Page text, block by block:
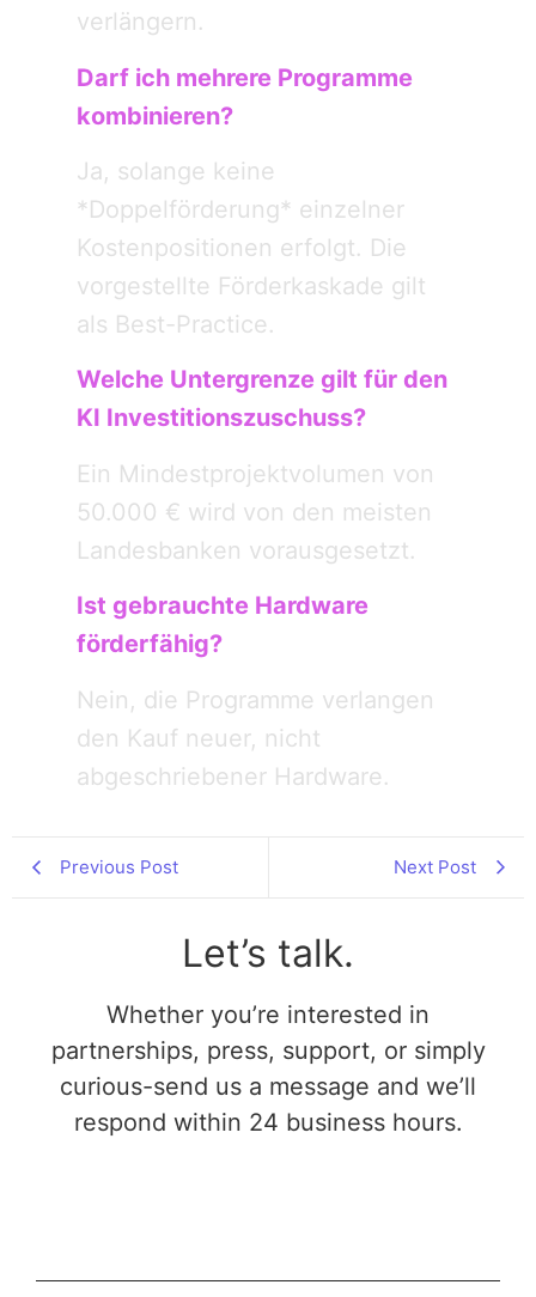
verlängern.
Darf ich mehrere Programme
kombinieren?
Ja, solange keine
*Doppelförderung* einzelner
Kostenpositionen erfolgt. Die
vorgestellte Förderkaskade gilt
als Best-Practice.
Welche Untergrenze gilt für den
KI Investitionszuschuss?
Ein Mindestprojektvolumen von
50.000 € wird von den meisten
Landesbanken vorausgesetzt.
Ist gebrauchte Hardware
förderfähig?
Nein, die Programme verlangen
den Kauf neuer, nicht
abgeschriebener Hardware.
Previous Post Next Post
Let’s talk.
Whether you’re interested in
partnerships, press, support, or simply
curious-send us a message and we’ll
respond within 24 business hours.